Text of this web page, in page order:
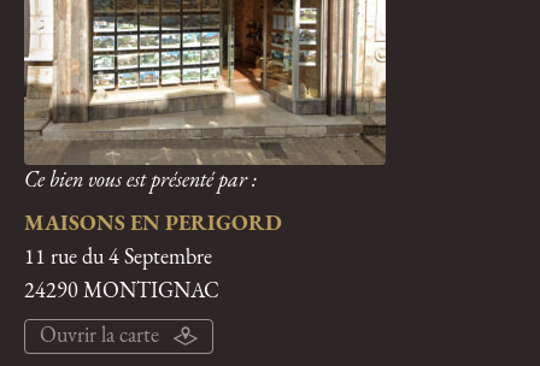
Ce bien vous est présenté par :
MAISONS EN PERIGORD
11 rue du 4 Septembre
24290 MONTIGNAC
Ouvrir la carte